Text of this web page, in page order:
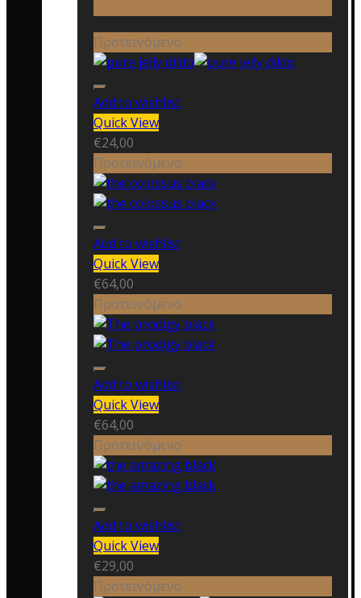
Προτεινόμενο
Add to wishlist
Quick View
€24,00
Προτεινόμενο
Add to wishlist
Quick View
€64,00
Προτεινόμενο
Add to wishlist
Quick View
€64,00
Προτεινόμενο
Add to wishlist
Quick View
€29,00
Προτεινόμενο